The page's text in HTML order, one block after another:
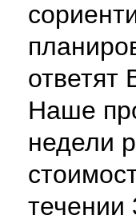
ответят
Наше
недели
течении